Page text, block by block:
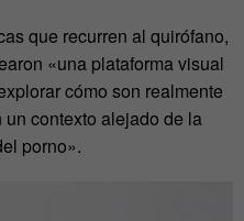
que recurren al quirófano,
«una plataforma visual
cómo son realmente
contexto alejado de la
porno».